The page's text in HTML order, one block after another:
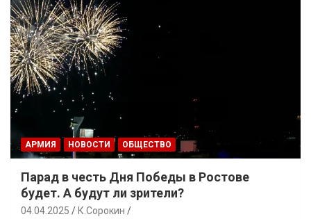
АРМИЯ НОВОСТИ ОБЩЕСТВО
Парад в честь Дня Победы в Ростове
будет. А будут ли зрители?
04.04.2025 К.Сорокин